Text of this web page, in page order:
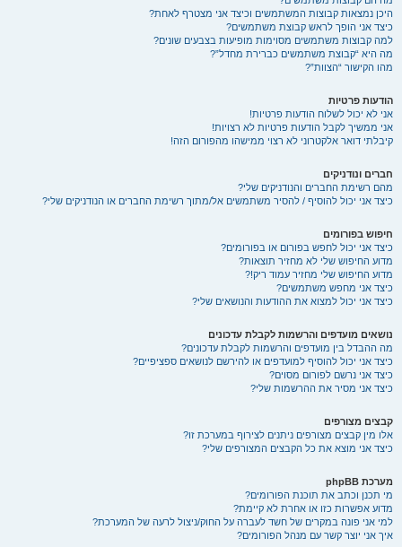
היכן נמצאות קבוצות המשתמשים וכיצד אני מצטרף לאחת?
כיצד אני הופך לראש קבוצת משתמשים?
למה קבוצות משתמשים מסוימות מופיעות בצבעים שונים?
מה היא “קבוצת משתמשים כברירת מחדל”?
מהו הקישור “הצוות”?
הודעות פרטיות
אני לא יכול לשלוח הודעות פרטיות!
אני ממשיך לקבל הודעות פרטיות לא רצויות!
קיבלתי דואר אלקטרוני לא רצוי ממישהו מהפורום הזה!
חברים ונודניקים
מהם רשימת החברים והנודניקים שלי?
כיצד אני יכול להוסיף / להסיר משתמשים אל/מתוך רשימת החברים או הנודניקים שלי?
חיפוש בפורומים
כיצד אני יכול לחפש בפורום או בפורומים?
מדוע החיפוש שלי לא מחזיר תוצאות?
מדוע החיפוש שלי מחזיר עמוד ריק!?
כיצד אני מחפש משתמשים?
כיצד אני יכול למצוא את ההודעות והנושאים שלי?
נושאים מועדפים והרשמות לקבלת עדכונים
מה ההבדל בין מועדפים והרשמות לקבלת עדכונים?
כיצד אני יכול להוסיף למועדפים או להירשם לנושאים ספציפיים?
כיצד אני נרשם לפורום מסוים?
כיצד אני מסיר את ההרשמות שלי?
קבצים מצורפים
אלו מין קבצים מצורפים ניתנים לצירוף במערכת זו?
כיצד אני מוצא את כל הקבצים המצורפים שלי?
מערכת phpBB
מי תכנן וכתב את תוכנת הפורומים?
מדוע אפשרות כזו או אחרת לא קיימת?
למי אני פונה במקרים של חשד לעברה על החוק/ניצול לרעה של המערכת?
איך אני יוצר קשר עם מנהל הפורומים?